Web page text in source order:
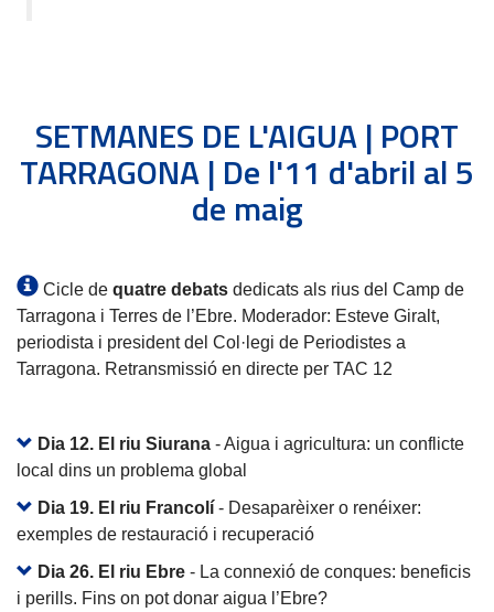
SETMANES DE L'AIGUA | PORT
TARRAGONA | De l'11 d'abril al 5
de maig
Cicle de quatre debats dedicats als rius del Camp de
Tarragona i Terres de l’Ebre. Moderador: Esteve Giralt,
periodista i president del Col·legi de Periodistes a
Tarragona. Retransmissió en directe per TAC 12
Dia 12. El riu Siurana - Aigua i agricultura: un conflicte
local dins un problema global
Dia 19. El riu Francolí - Desaparèixer o renéixer:
exemples de restauració i recuperació
Dia 26. El riu Ebre - La connexió de conques: beneficis
i perills. Fins on pot donar aigua l’Ebre?